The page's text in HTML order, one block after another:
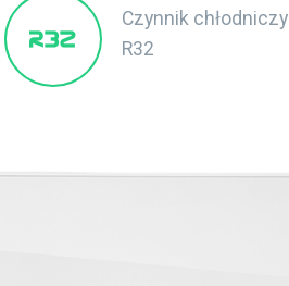
Czynnik chłodniczy
R32